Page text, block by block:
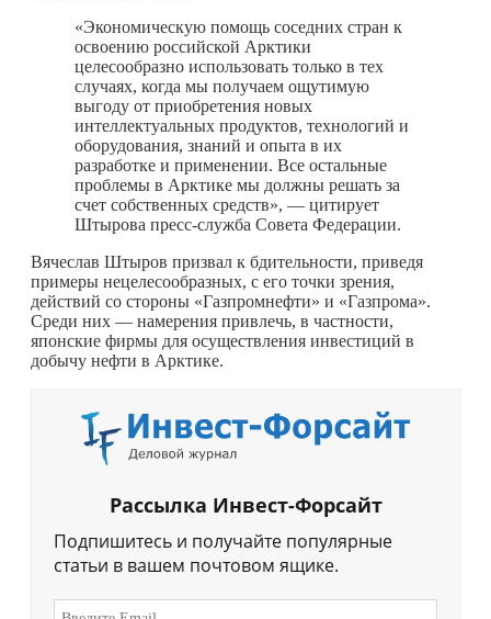
«Экономическую помощь соседних стран к
освоению российской Арктики
целесообразно использовать только в тех
случаях, когда мы получаем ощутимую
выгоду от приобретения новых
интеллектуальных продуктов, технологий и
оборудования, знаний и опыта в их
разработке и применении. Все остальные
проблемы в Арктике мы должны решать за
счет собственных средств», — цитирует
Штырова пресс-служба Совета Федерации.
Вячеслав Штыров призвал к бдительности, приведя
примеры нецелесообразных, с его точки зрения,
действий со стороны «Газпромнефти» и «Газпрома».
Среди них — намерения привлечь, в частности,
японские фирмы для осуществления инвестиций в
добычу нефти в Арктике.
Рассылка Инвест-Форсайт
Подпишитесь и получайте популярные
статьи в вашем почтовом ящике.